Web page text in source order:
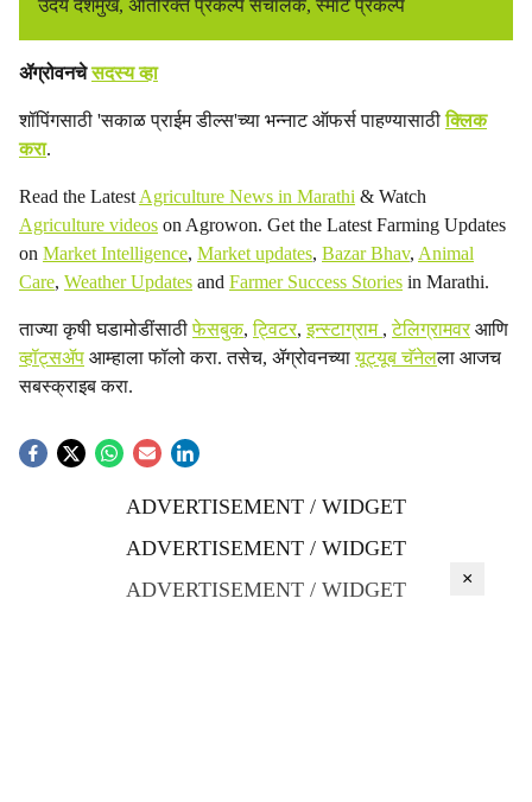
उदय देशमुख, अतिरिक्त प्रकल्प संचालक, स्मार्ट प्रकल्प
ॲग्रोवनचेसदस्य व्हा
शॉपिंगसाठी 'सकाळ प्राईम डील्स'च्या भन्नाट ऑफर्स पाहण्यासाठीक्लिक
करा.
Read the Latest Agriculture News in Marathi & Watch
Agriculture videos on Agrowon. Get the Latest Farming Updates
on Market Intelligence, Market updates, Bazar Bhav, Animal
Care, Weather Updates and Farmer Success Stories in Marathi.
ताज्या कृषी घडामोडींसाठीफेसबुक,ट्विटर,इन्स्टाग्राम ,टेलिग्रामवरआणि
व्हॉट्सॲप आम्हाला फॉलो करा. तसेच, ॲग्रोवनच्यायूट्यूब चॅनेलला आजच
सबस्क्राइब करा.
ADVERTISEMENT / WIDGET
ADVERTISEMENT / WIDGET
ADVERTISEMENT / WIDGET
×